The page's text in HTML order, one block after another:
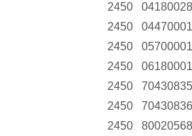
2450 04180028
2450 04470001
2450 05700001
2450 06180001
2450 70430835
2450 70430836
2450 80020568